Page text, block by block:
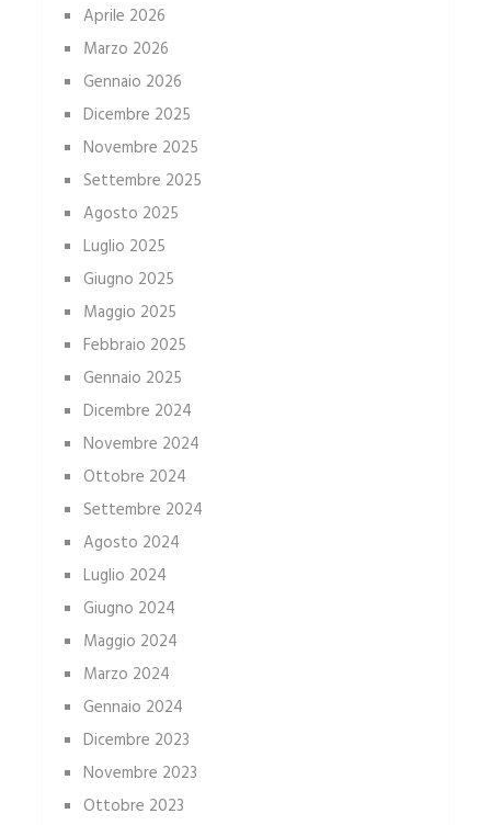
Aprile 2026
Marzo 2026
Gennaio 2026
Dicembre 2025
Novembre 2025
Settembre 2025
Agosto 2025
Luglio 2025
Giugno 2025
Maggio 2025
Febbraio 2025
Gennaio 2025
Dicembre 2024
Novembre 2024
Ottobre 2024
Settembre 2024
Agosto 2024
Luglio 2024
Giugno 2024
Maggio 2024
Marzo 2024
Gennaio 2024
Dicembre 2023
Novembre 2023
Ottobre 2023